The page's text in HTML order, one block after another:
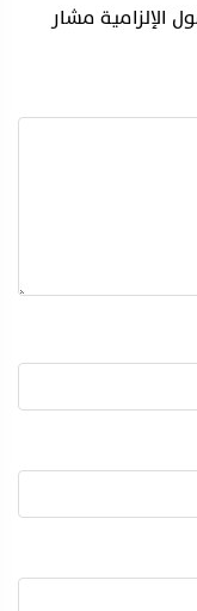
الإلزامية مشار